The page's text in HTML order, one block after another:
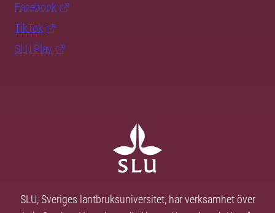
Facebook
TikTok
SLU Play
SLU, Sveriges lantbruksuniversitet, har verksamhet över